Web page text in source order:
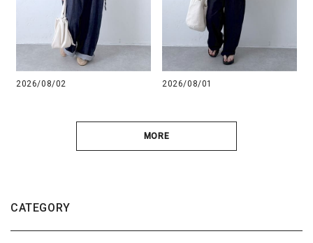
2026/08/02 2026/08/01
MORE
CATEGORY